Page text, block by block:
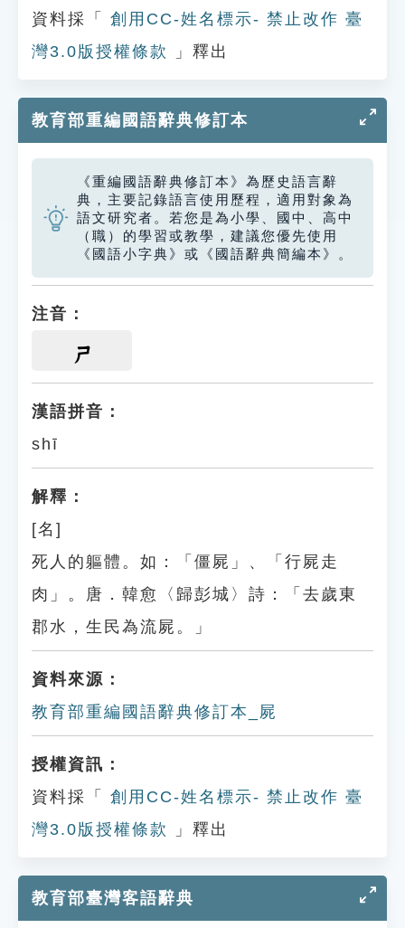
資料採「
創用CC-姓名標示- 禁止改作 臺
灣3.0版授權條款
」釋出
教育部重編國語辭典修訂本
《重編國語辭典修訂本》為歷史語言辭
典，主要記錄語言使用歷程，適用對象為
語文研究者。若您是為小學、國中、高中
（職）的學習或教學，建議您優先使用
《國語小字典》或《國語辭典簡編本》。
注音：
ㄕ
漢語拼音：
shī
解釋：
[名]
死人的軀體。如：「僵屍」、「行屍走
肉」。唐．韓愈〈歸彭城〉詩：「去歲東
郡水，生民為流屍。」
資料來源：
教育部重編國語辭典修訂本_屍
授權資訊：
資料採「
創用CC-姓名標示- 禁止改作 臺
灣3.0版授權條款
」釋出
教育部臺灣客語辭典